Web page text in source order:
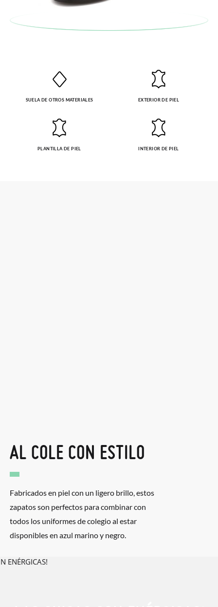
SUELA DE OTROS MATERIALES EXTERIOR DE PIEL
PLANTILLA DE PIEL INTERIOR DE PIEL
AL COLE CON ESTILO
Fabricados en piel con un ligero brillo, estos
zapatos son perfectos para combinar con
todos los uniformes de colegio al estar
disponibles en azul marino y negro.